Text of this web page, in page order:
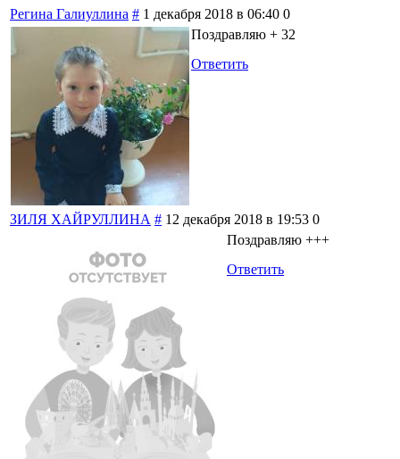
Регина Галиуллина # 1 декабря 2018 в 06:40 0
Поздравляю + 32
Ответить
ЗИЛЯ ХАЙРУЛЛИНА # 12 декабря 2018 в 19:53 0
Поздравляю +++
Ответить